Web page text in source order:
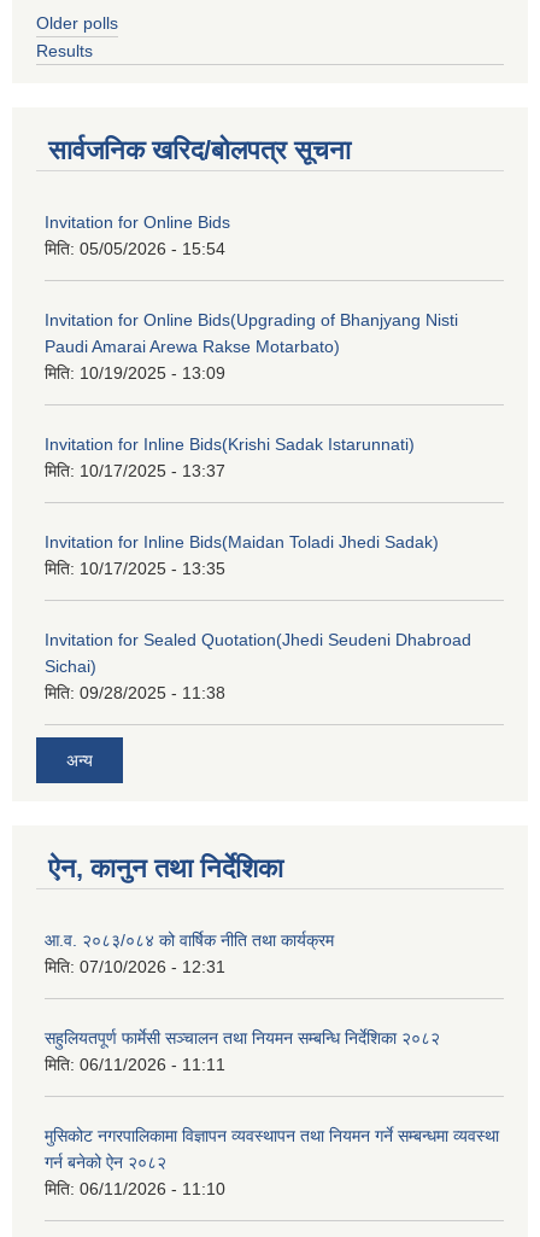
Older polls
Results
सार्वजनिक खरिद/बोलपत्र सूचना
Invitation for Online Bids
मिति: 05/05/2026 - 15:54
Invitation for Online Bids(Upgrading of Bhanjyang Nisti
Paudi Amarai Arewa Rakse Motarbato)
मिति: 10/19/2025 - 13:09
Invitation for Inline Bids(Krishi Sadak Istarunnati)
मिति: 10/17/2025 - 13:37
Invitation for Inline Bids(Maidan Toladi Jhedi Sadak)
मिति: 10/17/2025 - 13:35
Invitation for Sealed Quotation(Jhedi Seudeni Dhabroad
Sichai)
मिति: 09/28/2025 - 11:38
अन्य
ऐन, कानुन तथा निर्देशिका
आ.व. २०८३/०८४ को वार्षिक नीति तथा कार्यक्रम
मिति: 07/10/2026 - 12:31
सहुलियतपूर्ण फार्मेसी सञ्चालन तथा नियमन सम्बन्धि निर्देशिका २०८२
मिति: 06/11/2026 - 11:11
मुसिकोट नगरपालिकामा विज्ञापन व्यवस्थापन तथा नियमन गर्ने सम्बन्धमा व्यवस्था
गर्न बनेको ऐन २०८२
मिति: 06/11/2026 - 11:10